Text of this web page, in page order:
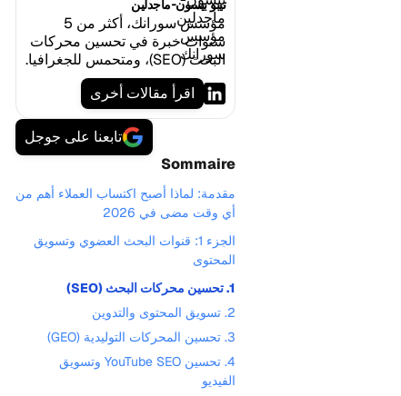
تيبو بيسون-ماجدلين
مؤسس سورانك، أكثر من 5
سنوات خبرة في تحسين محركات
البحث (SEO)، ومتحمس للجغرافيا.
اقرأ مقالات أخرى
تابعنا على جوجل
Sommaire
مقدمة: لماذا أصبح اكتساب العملاء أهم من
أي وقت مضى في 2026
الجزء 1: قنوات البحث العضوي وتسويق
المحتوى
1. تحسين محركات البحث (SEO)
2. تسويق المحتوى والتدوين
3. تحسين المحركات التوليدية (GEO)
4. تحسين YouTube SEO وتسويق
الفيديو